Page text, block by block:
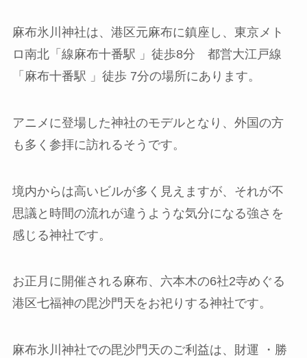
麻布氷川神社は、港区元麻布に鎮座し、東京メト
ロ南北「線麻布十番駅 」徒歩8分 都営大江戸線
「麻布十番駅 」徒歩 7分の場所にあります。
アニメに登場した神社のモデルとなり、外国の方
も多く参拝に訪れるそうです。
境内からは高いビルが多く見えますが、それが不
思議と時間の流れが違うような気分になる強さを
感じる神社です。
お正月に開催される麻布、六本木の6社2寺めぐる
港区七福神の毘沙門天をお祀りする神社です。
麻布氷川神社での毘沙門天のご利益は、財運 ・勝